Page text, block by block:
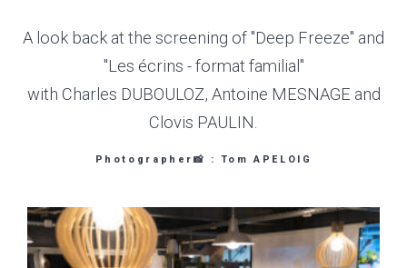
A look back at the screening of "Deep Freeze" and
"Les écrins - format familial"
with Charles DUBOULOZ, Antoine MESNAGE and
Clovis PAULIN.
Photographer📸 : Tom APELOIG